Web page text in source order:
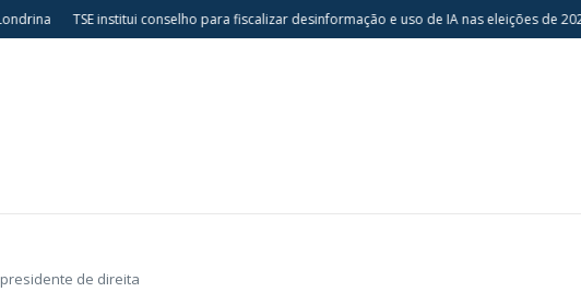
TSE institui conselho para fiscalizar desinformação e uso de IA nas eleições de 2026
de direita